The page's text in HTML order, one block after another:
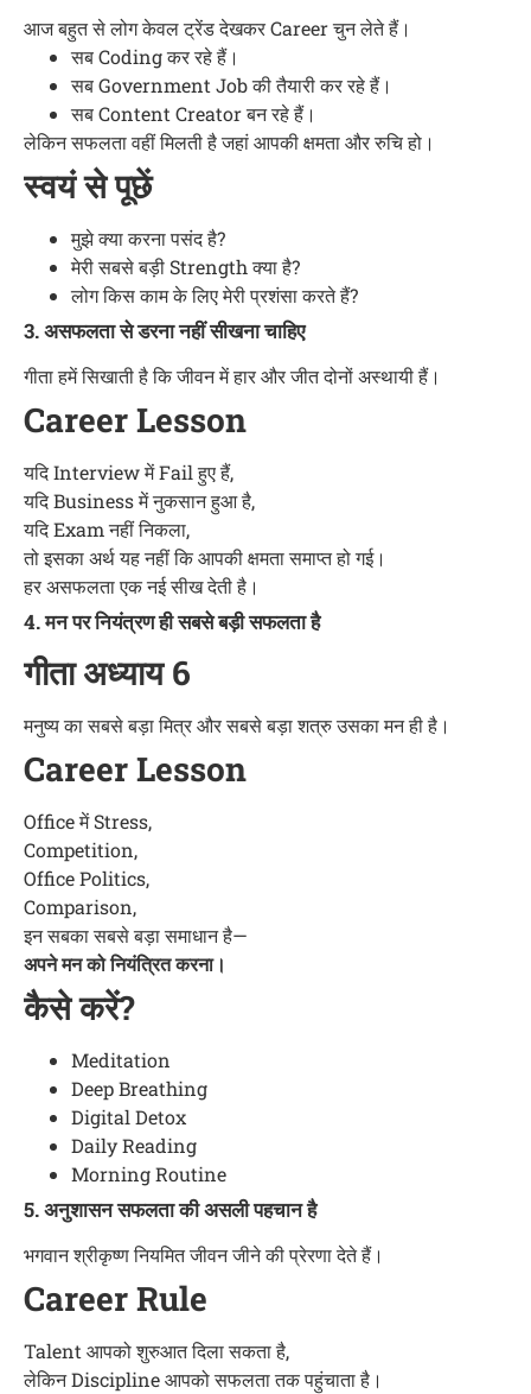
आज बहुत से लोग केवल ट्रेंड देखकर Career चुन लेते हैं।
सब Coding कर रहे हैं।
सब Government Job की तैयारी कर रहे हैं।
सब Content Creator बन रहे हैं।
लेकिन सफलता वहीं मिलती है जहां आपकी क्षमता और रुचि हो।
स्वयं से पूछें
मुझे क्या करना पसंद है?
मेरी सबसे बड़ी Strength क्या है?
लोग किस काम के लिए मेरी प्रशंसा करते हैं?
3. असफलता से डरना नहीं सीखना चाहिए
गीता हमें सिखाती है कि जीवन में हार और जीत दोनों अस्थायी हैं।
Career Lesson
यदि Interview में Fail हुए हैं,
यदि Business में नुकसान हुआ है,
यदि Exam नहीं निकला,
तो इसका अर्थ यह नहीं कि आपकी क्षमता समाप्त हो गई।
हर असफलता एक नई सीख देती है।
4. मन पर नियंत्रण ही सबसे बड़ी सफलता है
गीता अध्याय 6
मनुष्य का सबसे बड़ा मित्र और सबसे बड़ा शत्रु उसका मन ही है।
Career Lesson
Office में Stress,
Competition,
Office Politics,
Comparison,
इन सबका सबसे बड़ा समाधान है—
अपने मन को नियंत्रित करना।
कैसे करें?
Meditation
Deep Breathing
Digital Detox
Daily Reading
Morning Routine
5. अनुशासन सफलता की असली पहचान है
भगवान श्रीकृष्ण नियमित जीवन जीने की प्रेरणा देते हैं।
Career Rule
Talent आपको शुरुआत दिला सकता है,
लेकिन Discipline आपको सफलता तक पहुंचाता है।